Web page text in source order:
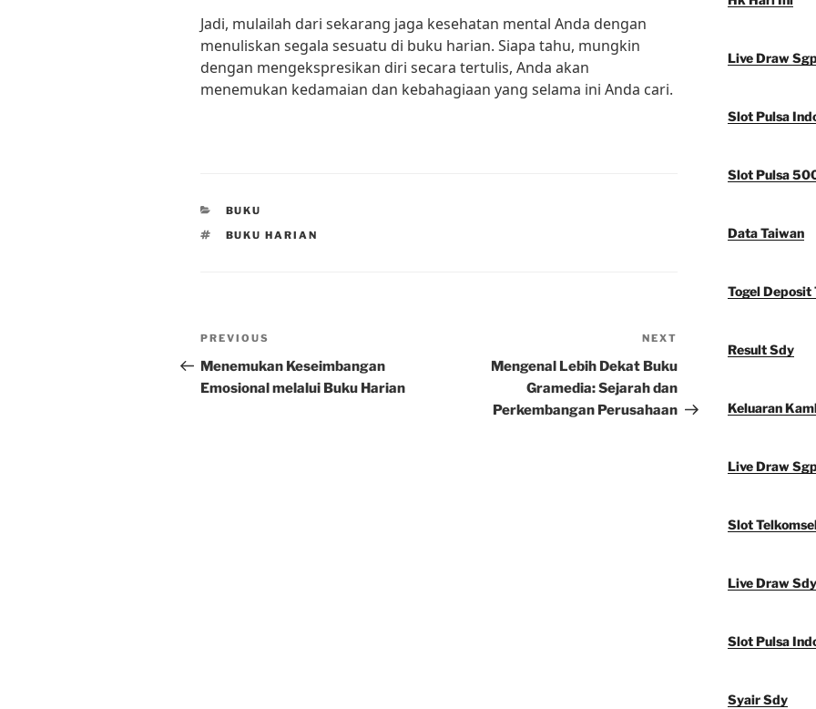
Jadi, mulailah dari sekarang jaga kesehatan mental Anda dengan
menuliskan segala sesuatu di buku harian. Siapa tahu, mungkin
dengan mengekspresikan diri secara tertulis, Anda akan
menemukan kedamaian dan kebahagiaan yang selama ini Anda cari.
CATEGORIES
BUKU
TAGS
BUKU HARIAN
Post
navigation
Previous
Post
PREVIOUS
Menemukan Keseimbangan
Emosional melalui Buku Harian
Post
NEXT
Mengenal Lebih Dekat Buku
Gramedia: Sejarah dan
Perkembangan Perusahaan
Live Draw
Slot Pulsa
Slot Pulsa
Data Taiwan
Togel Deposit
Result Sdy
Keluaran
Live Draw
Slot
Live Draw Sdy
Slot Pulsa
Syair Sdy